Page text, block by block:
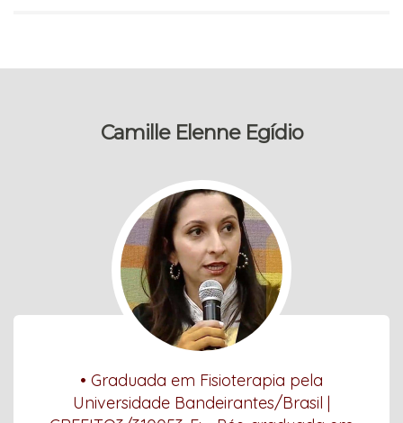
Camille Elenne Egídio
• Graduada em Fisioterapia pela
Universidade Bandeirantes/Brasil |